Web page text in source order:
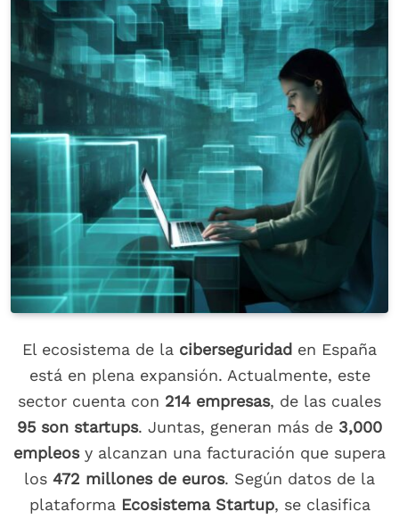
El ecosistema de la ciberseguridad en España
está en plena expansión. Actualmente, este
sector cuenta con 214 empresas, de las cuales
95 son startups. Juntas, generan más de 3,000
empleosy alcanzan una facturación que supera
los 472 millones de euros. Según datos de la
plataforma Ecosistema Startup, se clasifica